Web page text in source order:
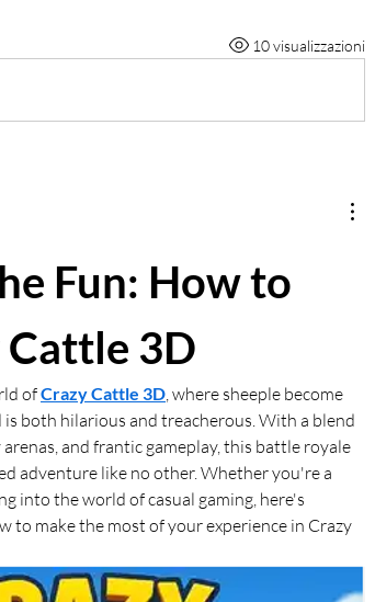
10 visualizzazioni
Fun: How to
Cattle 3D
of Crazy Cattle 3D, where sheeple become
both hilarious and treacherous. With a blend
and frantic gameplay, this battle royale
adventure like no other. Whether you're a
into the world of casual gaming, here's
to make the most of your experience in Crazy